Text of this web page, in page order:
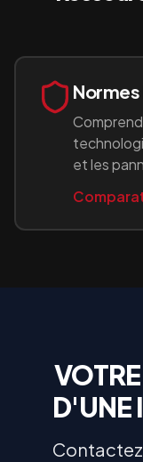
Normes
et les
VOTRE
D'UNE
Contactez